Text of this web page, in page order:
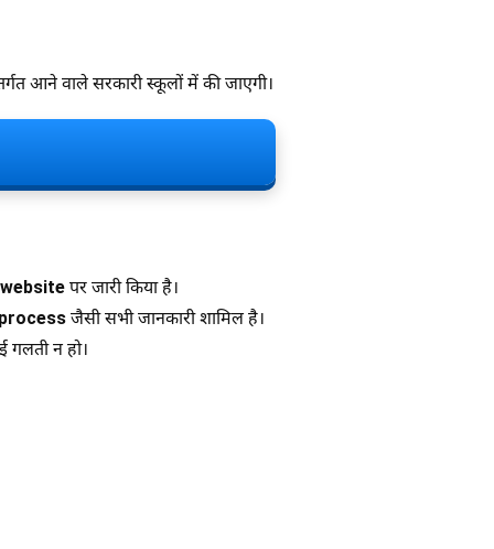
आने वाले सरकारी स्कूलों में की जाएगी।
पर जारी किया है।
जैसी सभी जानकारी शामिल है।
गलती न हो।